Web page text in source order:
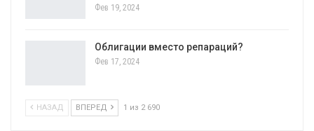
Фев 19, 2024
Облигации вместо репараций?
Фев 17, 2024
НАЗАД ВПЕРЕД 1 из 2 690